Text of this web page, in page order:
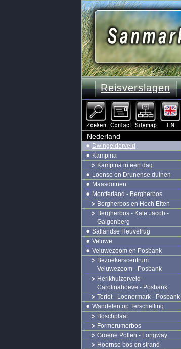
Reisverslagen
Nederland
Dwingelderveld
Kampina
Kampina in een dag
Loonse en Drunense duinen
Maasduinen
Montferland - Bergherbos
Bergherbos en Hoch Elten
Bergherbos - Kale Jacob -
Galgenberg
Sallandse Heuvelrug
Veluwe
Veluwezoom en Posbank
Bezoekerscentrum
Veluwezoom - Posbank
Herikhuizerveld -
Carolinahoeve - Posbank
Terlet - Loenermark - Posbank
Wandelen op Terschelling
Boschplaat
Formerumerbos
Groene Pollen - Longway
Hoornse bos en strand